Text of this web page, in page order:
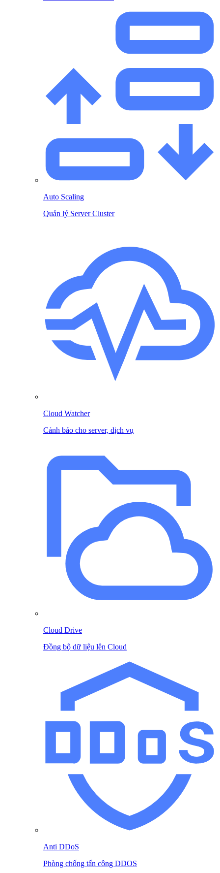
Auto Scaling
Quản lý Server Cluster
Cloud Watcher
Cảnh báo cho server, dịch vụ
Cloud Drive
Đồng bộ dữ liệu lên Cloud
Anti DDoS
Phòng chống tấn công DDOS